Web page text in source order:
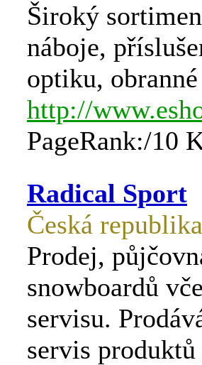
Široký
náboje,
optiku,
http://
PageRank:/10
Radical Sport
Česká republika
Prodej,
snowboardů
servisu.
servis